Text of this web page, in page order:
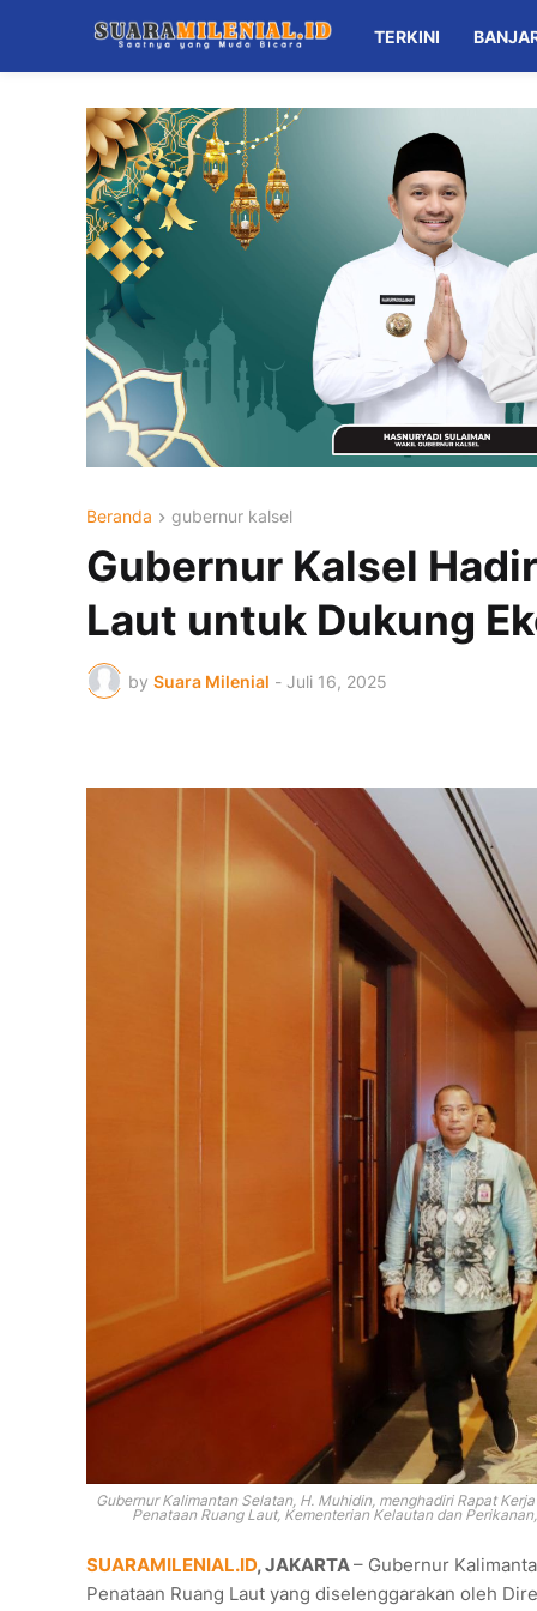
TERKINI
Beranda gubernur kalsel
Gubernur Kalsel
Laut untuk Dukung
by Suara Milenial - Juli 16, 2025
Gubernur Kalimantan Selatan, H. Muhidin, menghadiri Rapat
Penataan Ruang Laut, Kementerian Kelautan dan
SUARAMILENIAL.ID, JAKARTA– Gubernur
Penataan Ruang Laut yang diselenggarakan oleh